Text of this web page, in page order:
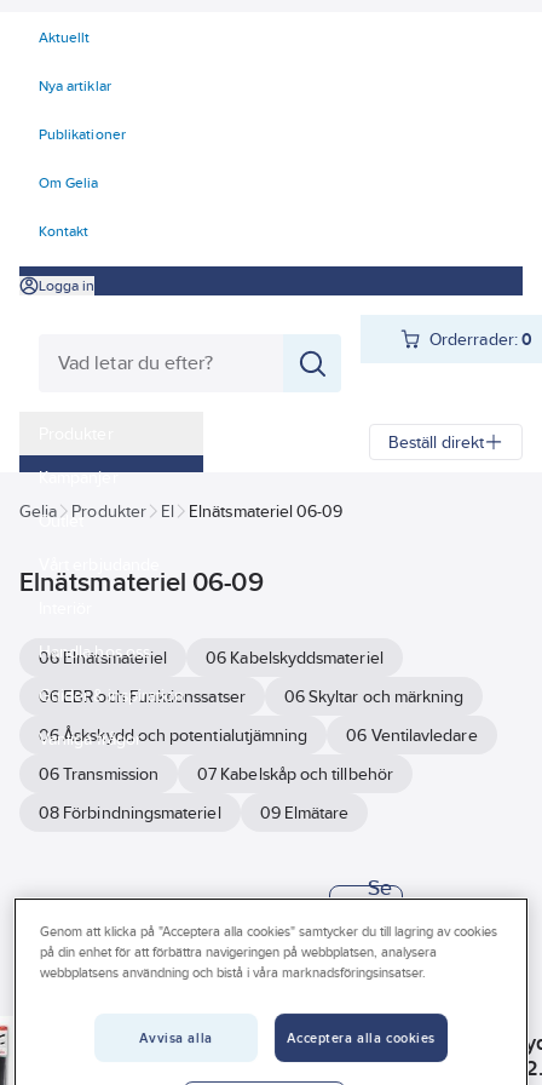
Aktuellt
Nya artiklar
Publikationer
Om Gelia
Kontakt
Logga in
Orderrader:0
Kampanjer
Outlet
Handla hos oss
Guider & inspiration
Vanliga frågor
Beställ direkt
Gelia Produkter El Elnätsmateriel 06-09
Elnätsmateriel 06-09
06 Elnätsmateriel
06 Kabelskyddsmateriel
06 EBR och Funktionssatser
06 Skyltar och märkning
06 Åskskydd och potentialutjämning
06 Ventilavledare
06 Transmission
07 Kabelskåp och tillbehör
08 Förbindningsmateriel
09 Elmätare
Byggvarubedömningen
Se
filter
BAG Svart
Kabelskydd,
klammer, xShield
PIPELIFE
SRN DVS,
xShield
Genom att klicka på "Acceptera alla cookies" samtycker du till lagring av cookies
på din enhet för att förbättra navigeringen på webbplatsen, analysera
webbplatsens användning och bistå i våra marknadsföringsinsatser.
Avvisa alla Acceptera alla cookies